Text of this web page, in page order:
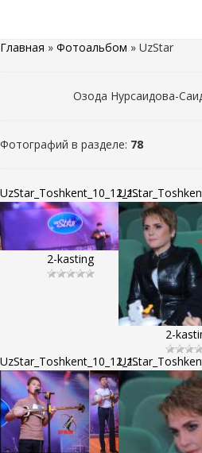
Главная » Фотоальбом » UzStar
Озода Нурсаидова-
Фотографий в разделе: 78
UzStar_Toshkent_10_12_1...
2-kasting
2-
UzStar_Toshkent_10_12_1...